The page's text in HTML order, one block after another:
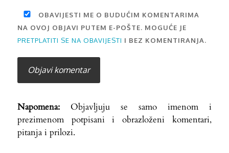
OBAVIJESTI ME O BUDUĆIM KOMENTARIMA
NA OVOJ OBJAVI PUTEM E-POŠTE. MOGUĆE JE
PRETPLATITI SE NA OBAVIJESTI I BEZ KOMENTIRANJA.
Napomena:Objavljuju se samo imenom i
prezimenom potpisani i obrazloženi komentari,
pitanja i prilozi.